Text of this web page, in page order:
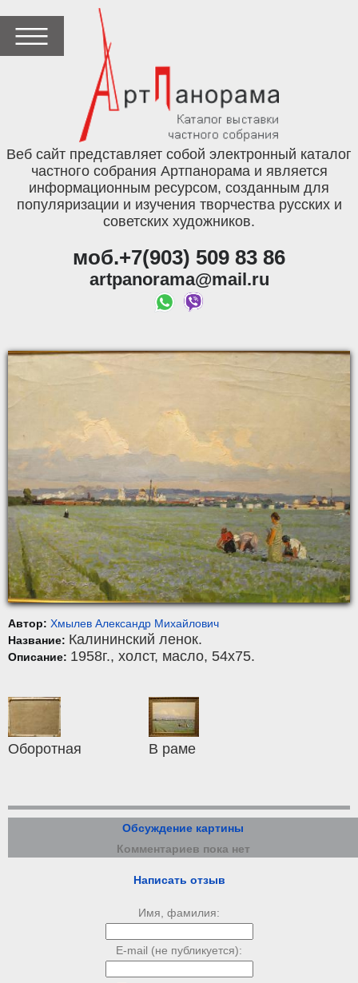
Веб сайт представляет собой электронный каталог
частного собрания Артпанорама и является
информационным ресурсом, созданным для
популяризации и изучения творчества русских и
советских художников.
моб.+7(903) 509 83 86
artpanorama@mail.ru
Автор: Хмылев Александр Михайлович
Название: Калининский ленок.
Описание: 1958г., холст, масло, 54x75.
Оборотная В раме
Обсуждение картины
Комментариев пока нет
Написать отзыв
Имя, фамилия:
E-mail (не публикуется):